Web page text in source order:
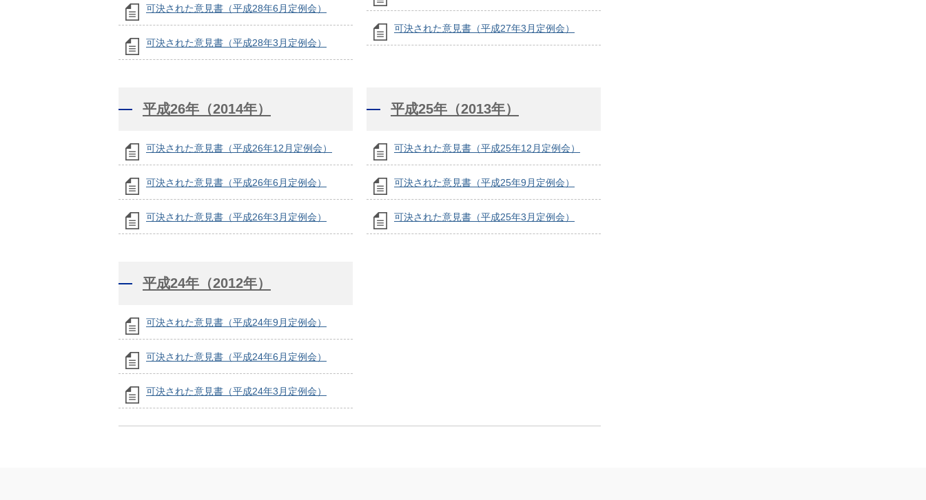
可決された意見書（平成28年6月定例会）
可決された意見書（平成28年3月定例会）
可決された意見書（平成27年3月定例会）
平成26年（2014年）
可決された意見書（平成26年12月定例会）
可決された意見書（平成26年6月定例会）
可決された意見書（平成26年3月定例会）
平成25年（2013年）
可決された意見書（平成25年12月定例会）
可決された意見書（平成25年9月定例会）
可決された意見書（平成25年3月定例会）
平成24年（2012年）
可決された意見書（平成24年9月定例会）
可決された意見書（平成24年6月定例会）
可決された意見書（平成24年3月定例会）